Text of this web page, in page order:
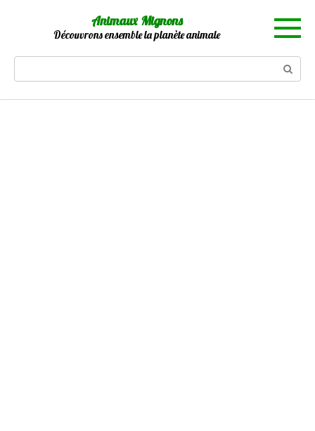
Animaux Mignons
Découvrons ensemble la planète animale